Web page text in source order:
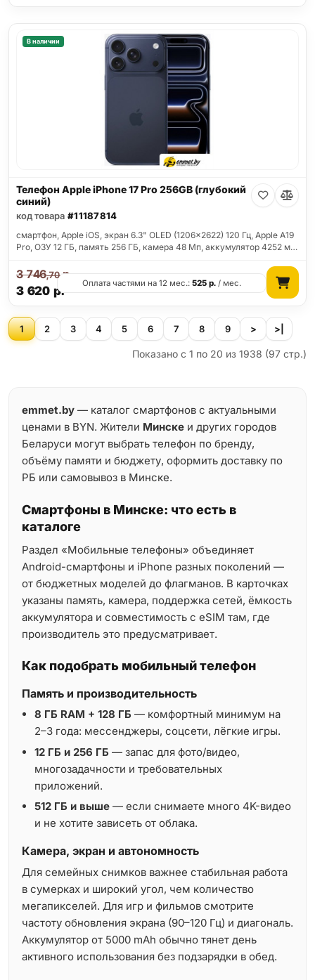
В наличии
Телефон Apple iPhone 17 Pro 256GB (глубокий
синий)
код товара #11187814
смартфон, Apple iOS, экран 6.3" OLED (1206x2622) 120 Гц, Apple A19
Pro, ОЗУ 12 ГБ, память 256 ГБ, камера 48 Мп, аккумулятор 4252 м…
3 620 р.
3 746,70р.
Оплата частями на 12 мес.:525 р. / мес.
1 2 3 4 5 6 7 8 9 > >|
Показано с 1 по 20 из 1938 (97 стр.)
emmet.by — каталог смартфонов с актуальными
ценами в BYN. Жители Минске и других городов
Беларуси могут выбрать телефон по бренду,
объёму памяти и бюджету, оформить доставку по
РБ или самовывоз в Минске.
Смартфоны в Минске: что есть в
каталоге
Раздел «Мобильные телефоны» объединяет
Android-смартфоны и iPhone разных поколений —
от бюджетных моделей до флагманов. В карточках
указаны память, камера, поддержка сетей, ёмкость
аккумулятора и совместимость с eSIM там, где
производитель это предусматривает.
Как подобрать мобильный телефон
Память и производительность
8 ГБ RAM + 128 ГБ — комфортный минимум на
2–3 года: мессенджеры, соцсети, лёгкие игры.
12 ГБ и 256 ГБ — запас для фото/видео,
многозадачности и требовательных
приложений.
512 ГБ и выше — если снимаете много 4K-видео
и не хотите зависеть от облака.
Камера, экран и автономность
Для семейных снимков важнее стабильная работа
в сумерках и широкий угол, чем количество
мегапикселей. Для игр и фильмов смотрите
частоту обновления экрана (90–120 Гц) и диагональ.
Аккумулятор от 5000 mAh обычно тянет день
активного использования без подзарядки в обед.